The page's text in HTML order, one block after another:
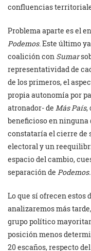
confluencias
Problema aparte es el
Podemos. Este último
coalición con Sumar
representatividad de
de los primeros, el
propia autonomía por
atronador- de Más País,
beneficioso en ninguna
constataría el cierre de
electoral y un
espacio del cambio,
separación de Podemos.
Lo que sí ofrecen estos
analizaremos más
grupo político
posición menos
20 escaños, respecto